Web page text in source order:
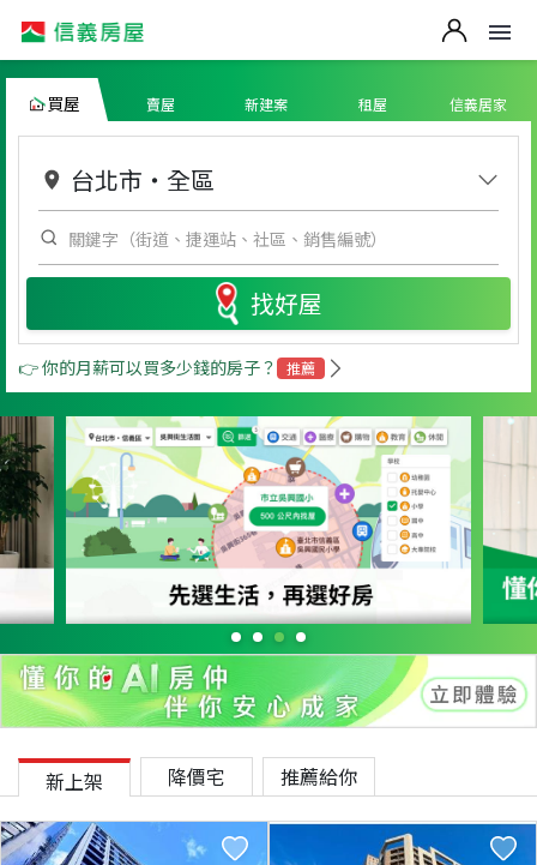
買屋 賣屋 新建案 租屋 信義居家
台北市 ・ 全區
找好屋
👉 你的月薪可以買多少錢的房子？ 推薦
新上架 降價宅 推薦給你